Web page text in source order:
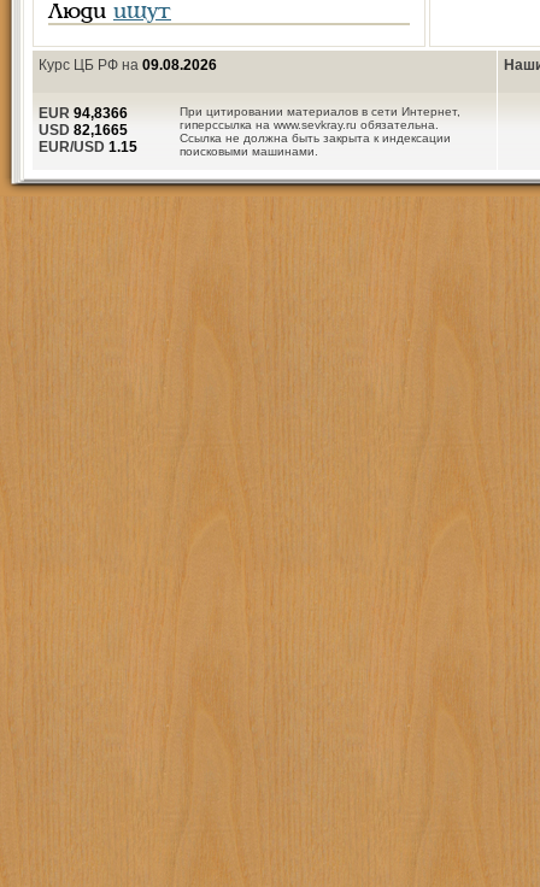
Люди ищут
Курс ЦБ РФ на 09.08.2026
При цитировании материалов в сети Интернет,
гиперссылка на www.sevkray.ru обязательна.
Ссылка не должна быть закрыта к индексации
поисковыми машинами.
EUR 94,8366
USD 82,1665
EUR/USD 1.15